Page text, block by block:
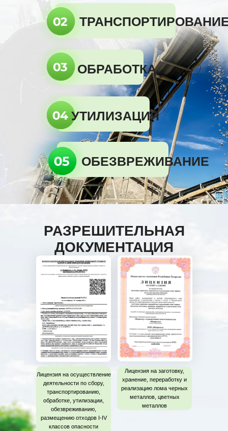
ОБЕЗВРЕЖИВАНИЕ
УТИЛИЗАЦИЯ
ОБРАБОТКА
РАЗРЕШИТЕЛЬНАЯ
ДОКУМЕНТАЦИЯ
Лицензия на осуществление
деятельности по сбору,
транспортированию,
обработке, утилизации,
обезвреживанию,
размещению отходов I-IV
классов опасности
Лицензия на заготовку,
хранение, переработку и
реализацию лома черных
металлов, цветных
металлов